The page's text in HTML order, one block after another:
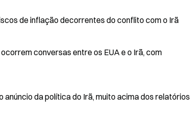
de inflação decorrentes do conflito com o Irã
conversas entre os EUA e o Irã, com
da política do Irã, muito acima dos relatórios